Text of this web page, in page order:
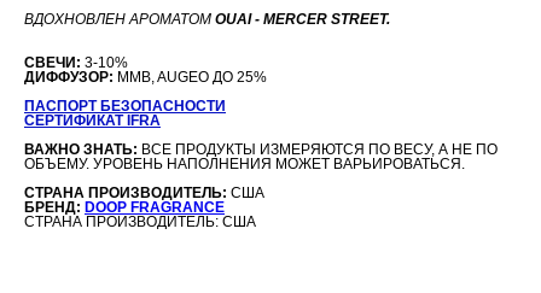
ВДОХНОВЛЕН АРОМАТОМ OUAI - MERCER STREET.
СВЕЧИ: 3-10%
ДИФФУЗОР: MMB, AUGEO ДО 25%
ПАСПОРТ БЕЗОПАСНОСТИ
СЕРТИФИКАТ IFRA
ВАЖНО ЗНАТЬ: ВСЕ ПРОДУКТЫ ИЗМЕРЯЮТСЯ ПО ВЕСУ, А НЕ ПО
ОБЪЕМУ. УРОВЕНЬ НАПОЛНЕНИЯ МОЖЕТ ВАРЬИРОВАТЬСЯ.
СТРАНА ПРОИЗВОДИТЕЛЬ: США
БРЕНД: DOOP FRAGRANCE
СТРАНА ПРОИЗВОДИТЕЛЬ: США